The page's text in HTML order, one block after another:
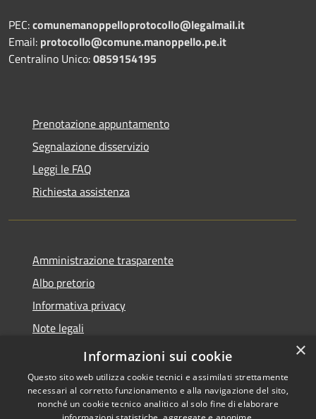
PEC:comunemanoppelloprotocollo@legalmail.it
Email: protocollo@comune.manoppello.pe.it
Centralino Unico:0859154195
Prenotazione appuntamento
Segnalazione disservizio
Leggi le FAQ
Richiesta assistenza
Amministrazione trasparente
Albo pretorio
Informativa privacy
Note legali
Dichiarazione di accessibilità
×
Informazioni sui cookie
Questo sito web utilizza cookie tecnici e assimilati strettamente
necessari al corretto funzionamento e alla navigazione del sito,
nonché un cookie tecnico analitico al solo fine di elaborare